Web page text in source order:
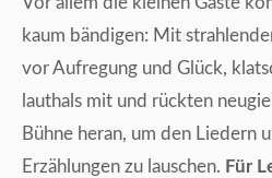
kaum bändigen: Mit
vor Aufregung und Glück,
lauthals mit und rückten
Bühne heran, um den Liedern
Erzählungen zu lauschen. Für